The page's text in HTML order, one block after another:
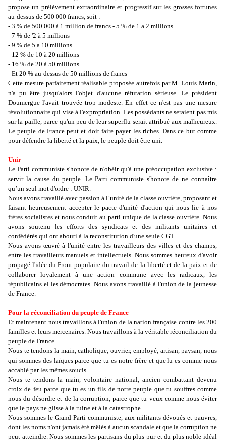
propose un prélèvement extraordinaire et progressif sur les grosses fortunes
au-dessus de 500 000 francs, soit :
- 3 % de 500 000 à 1 million de francs - 5 % de 1 a 2 millions
- 7 % de '2 à 5 millions
- 9 % de 5 a 10 millions
- 12 % de 10 à 20 millions
- 16 % de 20 à 50 millions
- Et 20 % au-dessus de 50 millions de francs
Cette mesure parfaitement réalisable proposée autrefois par M. Louis Marin,
n'a pu être jusqu'alors l'objet d'aucune réfutation sérieuse. Le président
Doumergue l'avait trouvée trop modeste. En effet ce n'est pas une mesure
révolutionnaire qui vise à l'expropriation. Les possédants ne seraient pas mis
sur la paille, parce qu'un peu de leur superflu serait attribué aux malheureux.
Le peuple de France peut et doit faire payer les riches. Dans ce but comme
pour défendre la liberté et la paix, le peuple doit être uni.
Unir
Le Parti communiste s'honore de n'obéir qu'à une préoccupation exclusive :
servir la cause du peuple. Le Parti communiste s'honore de ne connaître
qu’un seul mot d'ordre : UNIR.
Nous avons travaillé avec passion à l’unité de la classe ouvrière, proposant et
faisant heureusement accepter le pacte d'unité d'action qui nous lie à nos
frères socialistes et nous conduit au parti unique de la classe ouvrière. Nous
avons soutenu les efforts des syndicats et des militants unitaires et
confédérés qui ont abouti à la reconstitution d'une seule CGT.
Nous avons œuvré à l'unité entre les travailleurs des villes et des champs,
entre les travailleurs manuels et intellectuels. Nous sommes heureux d'avoir
propagé l'idée du Front populaire du travail de la liberté et de la paix et de
collaborer loyalement à une action commune avec les radicaux, les
républicains el les démocrates. Nous avons travaillé à l'union de la jeunesse
de France.
Pour la réconciliation du peuple de France
Et maintenant nous travaillons à l'union de la nation française contre les 200
familles et leurs mercenaires. Nous travaillons à la véritable réconciliation du
peuple de France.
Nous te tendons la main, catholique, ouvrier, employé, artisan, paysan, nous
qui sommes des laïques parce que tu es notre frère et que lu es comme nous
accablé par les mêmes soucis.
Nous te tendons la main, volontaire national, ancien combattant devenu
croix de feu parce que tu es un fils de notre peuple que tu souffres comme
nous du désordre et de la corruption, parce que tu veux comme nous éviter
que le pays ne glisse à la ruine et à la catastrophe.
Nous sommes le Grand Parti communiste, aux militants dévoués et pauvres,
dont les noms n'ont jamais été mêlés à aucun scandale et que la corruption ne
peut atteindre. Nous sommes les partisans du plus pur et du plus noble idéal